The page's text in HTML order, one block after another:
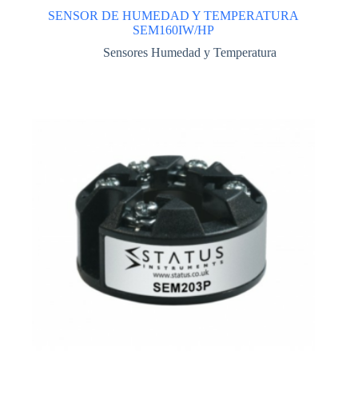
SENSOR DE HUMEDAD Y TEMPERATURA
SEM160IW/HP
Sensores Humedad y Temperatura